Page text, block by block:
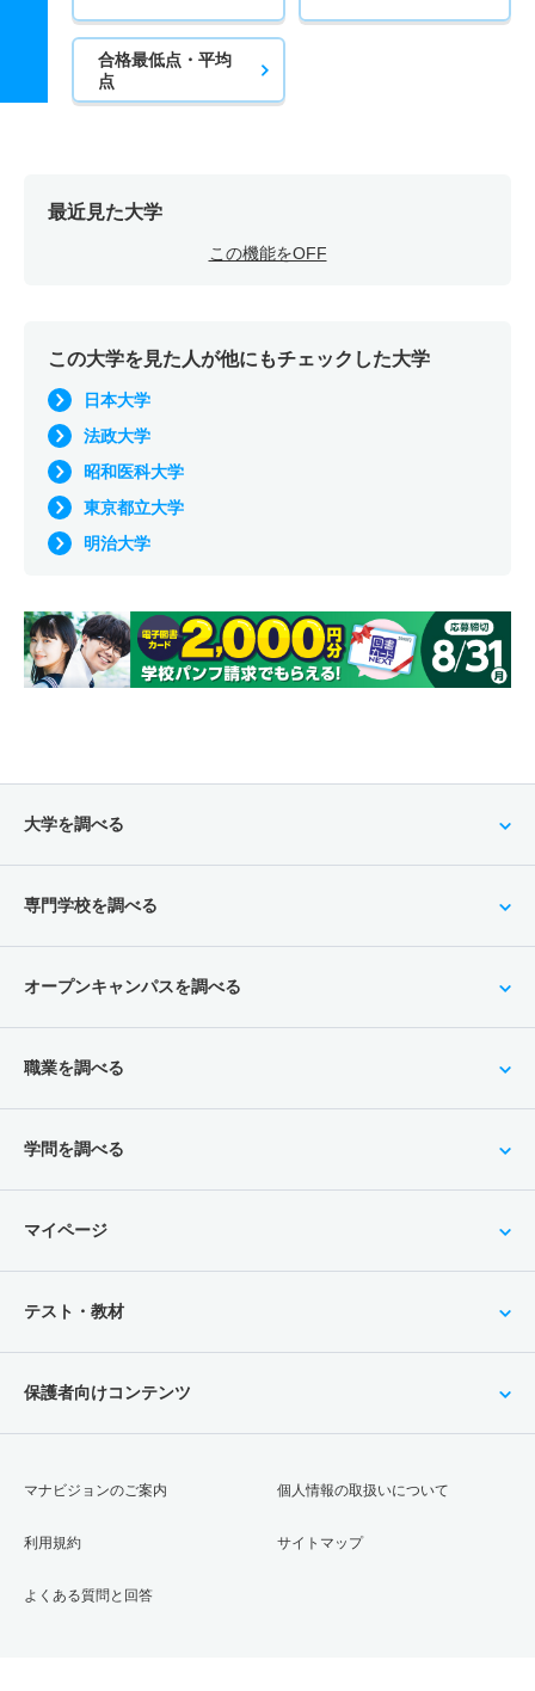
合格最低点・平均
点
最近見た大学
この機能をOFF
この大学を見た人が他にもチェックした大学
日本大学
法政大学
昭和医科大学
東京都立大学
明治大学
大学を調べる
専門学校を調べる
オープンキャンパスを調べる
職業を調べる
学問を調べる
マイページ
テスト・教材
保護者向けコンテンツ
マナビジョンのご案内
利用規約
よくある質問と回答
個人情報の取扱いについて
サイトマップ